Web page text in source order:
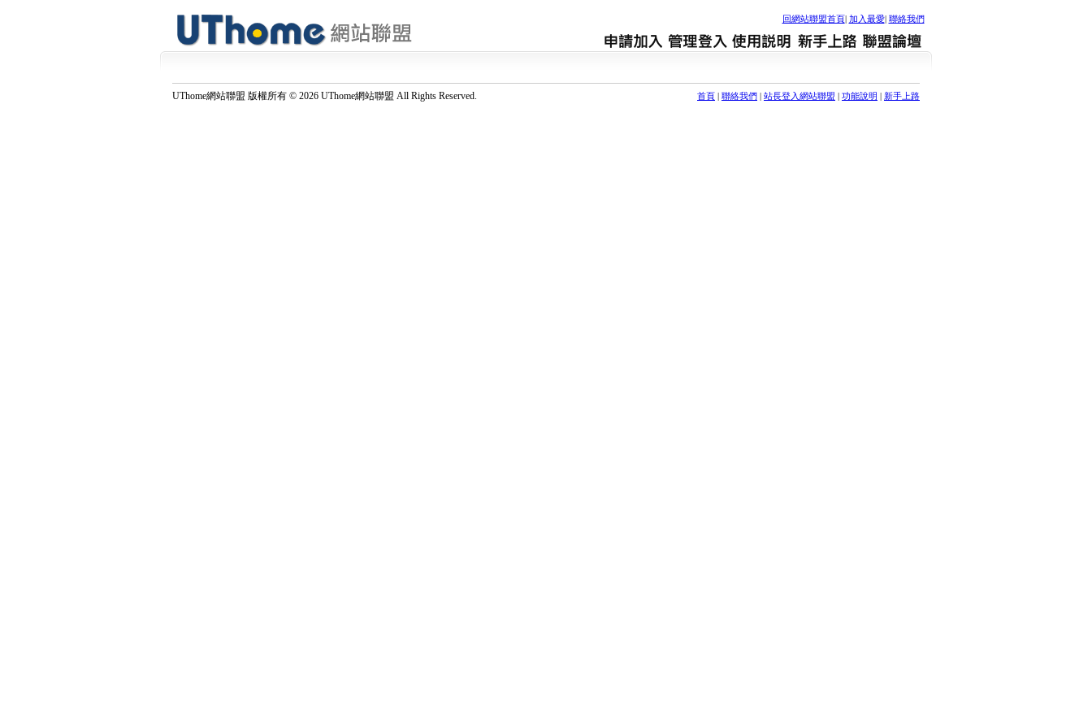
回網站聯盟首頁| 加入最愛| 聯絡我們
UThome網站聯盟 版權所有 © 2026 UThome網站聯盟 All Rights Reserved. 首頁 | 聯絡我們 | 站長登入網站聯盟 | 功能說明 | 新手上路